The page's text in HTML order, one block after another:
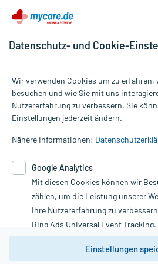
Alle Preise gelten inkl. MwSt., ggf. zzgl.
Informationen auf dieser Website
die Untersuchung und Behandlung
Therapien eingeleitet werden können. |
Google Analytics. Lesen Sie bitte dazu
unserer Datenschutzerklärung. Für den
nutzen Sie das Formular:
Vertrag widerrufen
Datenschutz- und Cookie-
Wir verwenden Cookies um zu erfahren,
besuchen und wie Sie mit uns
Nutzererfahrung zu verbessern. Sie
Einstellungen jederzeit ändern.
Nähere Informationen:
Google Analytics
Mit diesen Cookies können wir
zählen, um die Leistung unserer
Ihre Nutzererfahrung zu
Bing Ads Universal Event
Youtube-Social Plugin).
Wir weisen darauf hin, dass die
Einstellungen